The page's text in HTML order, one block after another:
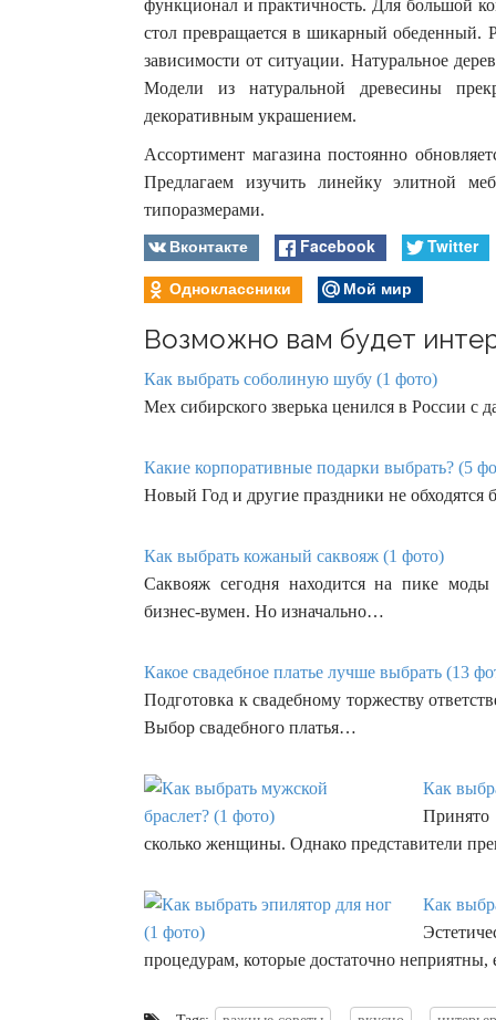
функционал и практичность. Для большой
стол превращается в шикарный обеденный.
зависимости от ситуации. Натуральное
Модели из натуральной древесины
декоративным украшением.
Ассортимент магазина постоянно
Предлагаем изучить линейку элитной
типоразмерами.
Вконтакте Facebook
Twitter
Одноклассники
Мой мир
Возможно вам будет
Как выбрать соболиную шубу (1 фото)
Мех сибирского зверька ценился в России с
Какие корпоративные подарки выбрать? (5
Новый Год и другие праздники не обходятся
Как выбрать кожаный саквояж (1 фото)
Саквояж сегодня находится на пике
бизнес-вумен. Но изначально…
Какое свадебное платье лучше выбрать (13
Подготовка к свадебному торжеству
Выбор свадебного платья…
Как
сколько женщины. Однако представители
Как
процедурам, которые достаточно